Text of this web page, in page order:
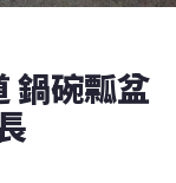
鍋碗瓢盆